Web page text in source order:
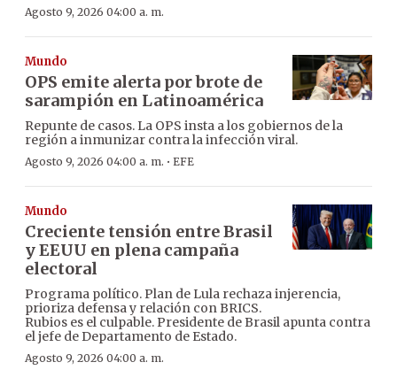
Agosto 9, 2026 04:00 a. m.
Mundo
OPS emite alerta por brote de
sarampión en Latinoamérica
Repunte de casos. La OPS insta a los gobiernos de la
región a inmunizar contra la infección viral.
Agosto 9, 2026 04:00 a. m. · EFE
Mundo
Creciente tensión entre Brasil
y EEUU en plena campaña
electoral
Programa político. Plan de Lula rechaza injerencia,
prioriza defensa y relación con BRICS.
Rubios es el culpable. Presidente de Brasil apunta contra
el jefe de Departamento de Estado.
Agosto 9, 2026 04:00 a. m.